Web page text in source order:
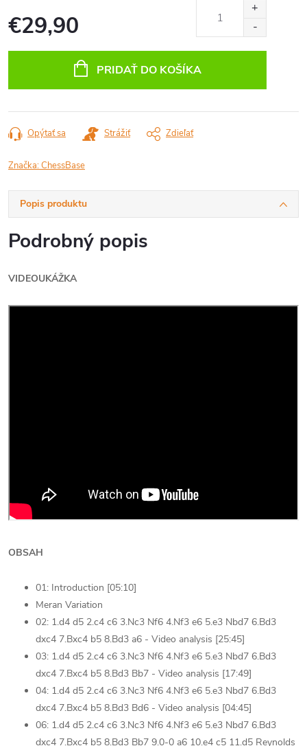
€29,90
PRIDAŤ DO KOŠÍKA
Opýtať sa Strážiť Zdieľať
Značka:ChessBase
Popis produktu
Podrobný popis
VIDEOUKÁŽKA
OBSAH
01: Introduction [05:10]
Meran Variation
02: 1.d4 d5 2.c4 c6 3.Nc3 Nf6 4.Nf3 e6 5.e3 Nbd7 6.Bd3
dxc4 7.Bxc4 b5 8.Bd3 a6 - Video analysis [25:45]
03: 1.d4 d5 2.c4 c6 3.Nc3 Nf6 4.Nf3 e6 5.e3 Nbd7 6.Bd3
dxc4 7.Bxc4 b5 8.Bd3 Bb7 - Video analysis [17:49]
04: 1.d4 d5 2.c4 c6 3.Nc3 Nf6 4.Nf3 e6 5.e3 Nbd7 6.Bd3
dxc4 7.Bxc4 b5 8.Bd3 Bd6 - Video analysis [04:45]
06: 1.d4 d5 2.c4 c6 3.Nc3 Nf6 4.Nf3 e6 5.e3 Nbd7 6.Bd3
dxc4 7.Bxc4 b5 8.Bd3 Bb7 9.0-0 a6 10.e4 c5 11.d5 Reynolds